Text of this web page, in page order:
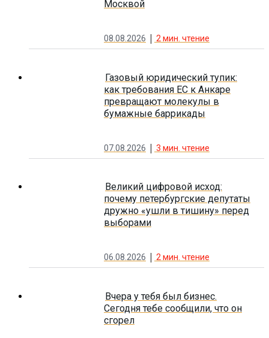
Москвой
08.08.2026 2мин. чтение
Газовый юридический тупик:
как требования ЕС к Анкаре
превращают молекулы в
бумажные баррикады
07.08.2026 3 мин. чтение
Великий цифровой исход:
почему петербургские депутаты
дружно «ушли в тишину» перед
выборами
06.08.2026 2мин. чтение
Вчера у тебя был бизнес.
Сегодня тебе сообщили, что он
сгорел